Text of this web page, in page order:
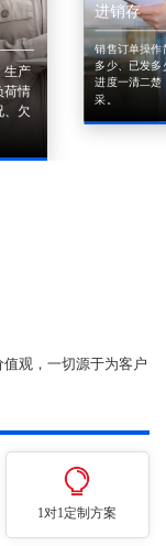
生产
荷情
、欠
进销存
销售订单操作
多少、已发多
进度一清二楚
采。
观，一切源于为客户
1对1定制方案